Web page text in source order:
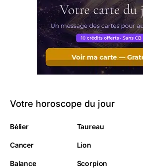
Votre horoscope du jour
Bélier Taureau
Cancer Lion
Balance Scorpion